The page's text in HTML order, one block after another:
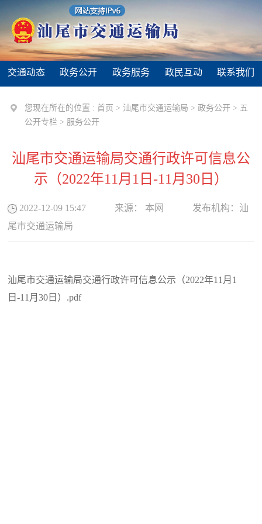
交通动态 政务公开 政务服务 政民互动 联系我们
您现在所在的位置 : 首页 > 汕尾市交通运输局 >政务公开 > 五
公开专栏 > 服务公开
汕尾市交通运输局交通行政许可信息公
示（2022年11月1日-11月30日）
2022-12-09 15:47 来源： 本网 发布机构： 汕
尾市交通运输局
汕尾市交通运输局交通行政许可信息公示（2022年11月1
日-11月30日）.pdf